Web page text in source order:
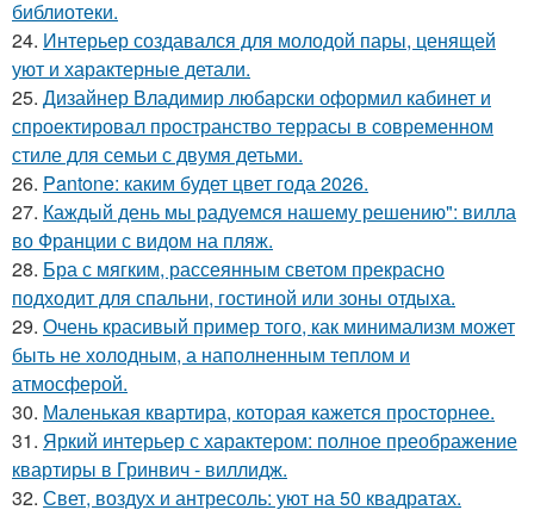
библиотеки.
24. Интерьер создавался для молодой пары, ценящей
уют и характерные детали.
25. Дизайнер Владимир любарски оформил кабинет и
спроектировал пространство террасы в современном
стиле для семьи с двумя детьми.
26. Pantone: каким будет цвет года 2026.
27. Каждый день мы радуемся нашему решению": вилла
во Франции с видом на пляж.
28. Бра с мягким, рассеянным светом прекрасно
подходит для спальни, гостиной или зоны отдыха.
29. Очень красивый пример того, как минимализм может
быть не холодным, а наполненным теплом и
атмосферой.
30. Маленькая квартира, которая кажется просторнее.
31. Яркий интерьер с характером: полное преображение
квартиры в Гринвич - виллидж.
32. Свет, воздух и антресоль: уют на 50 квадратах.